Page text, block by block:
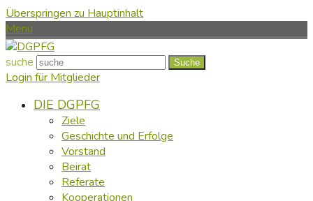
Überspringen zu Hauptinhalt
Menu
suche Suche
Login für Mitglieder
DIE DGPFG
Ziele
Geschichte und Erfolge
Vorstand
Beirat
Referate
Kooperationen